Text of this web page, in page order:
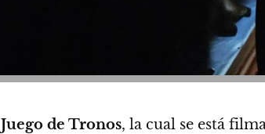
Juego de Tronos, la cual se está